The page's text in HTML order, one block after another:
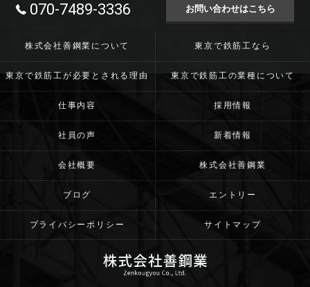
070-7489-3336 お問い合わせはこちら
株式会社善鋼業について 東京で鉄筋工なら
東京で鉄筋工が必要とされる理由 東京で鉄筋工の業種について
仕事内容 採用情報
社員の声 新着情報
会社概要 株式会社善鋼業
ブログ エントリー
プライバシーポリシー サイトマップ